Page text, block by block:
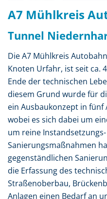
A7 Mühlkreis
Tunnel
Die A7 Mühlkreis
Knoten Urfahr, ist seit ca.
Ende der technischen
diesem Grund wurde für
ein Ausbaukonzept in
wobei es sich dabei um
um reine
Sanierungsmaßnahmen
gegenständlichen
die Erfassung des
Straßenoberbau,
Anlagen einen Bedarf an